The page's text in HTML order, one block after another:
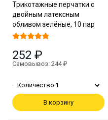
Трикотажные перчатки с
двойным латексным
обливом зелёные, 10 пар
252 ₽
Самовывоз: 244 ₽
Количество:1
В корзину